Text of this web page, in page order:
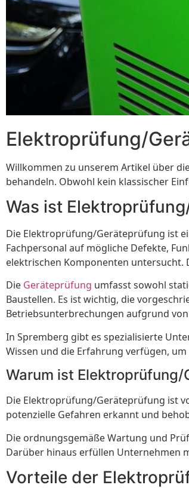
Elektroprüfung/
Willkommen zu unserem Artikel über
behandeln. Obwohl kein klassischer
Was ist
Die Elektroprüfung/Geräteprüfung ist
Fachpersonal auf mögliche Defekte,
elektrischen Komponenten untersucht.
Die Geräteprüfung umfasst sowohl
Baustellen. Es ist wichtig, die
Betriebsunterbrechungen aufgrund
In Spremberg gibt es spezialisierte
Wissen und die Erfahrung verfügen,
Warum ist
Die Elektroprüfung/Geräteprüfung ist
potenzielle Gefahren erkannt und
Die ordnungsgemäße Wartung und
Darüber hinaus erfüllen Unternehmen
Vorteile der